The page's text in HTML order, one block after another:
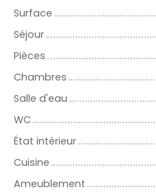
Surface
Séjour
Pièces
Chambres
Salle d'eau
WC
État intérieur
Cuisine
Ameublement